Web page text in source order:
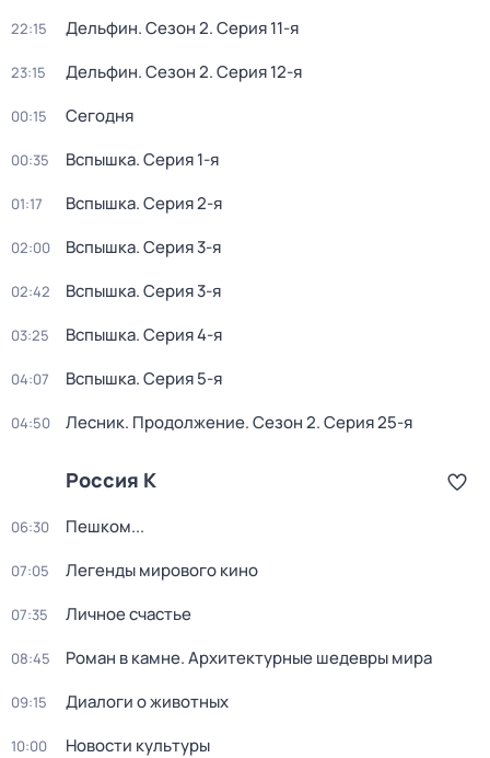
22:15 Дельфин. Сезон 2. Серия 11-я
23:15 Дельфин. Сезон 2. Серия 12-я
00:15 Сегодня
00:35 Вспышка. Серия 1-я
01:17 Вспышка. Серия 2-я
02:00 Вспышка. Серия 3-я
02:42 Вспышка. Серия 3-я
03:25 Вспышка. Серия 4-я
04:07 Вспышка. Серия 5-я
04:50 Лесник. Продолжение. Сезон 2. Серия 25-я
Россия К
06:30 Пешком...
07:05 Легенды мирового кино
07:35 Личное счастье
08:45 Роман в камне. Архитектурные шедевры мира
09:15 Диалоги о животных
10:00 Новости культуры